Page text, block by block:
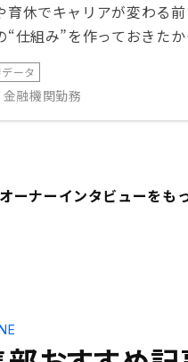
育休でキャリアが変わる
“仕組み”を作っておきたか
ータ
融機関勤務
オーナーインタビューをも